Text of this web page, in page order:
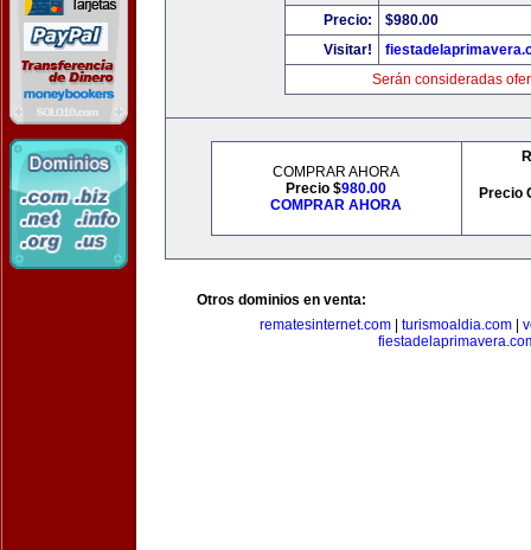
Precio:
$980.00
Visitar!
Serán consideradas
COMPRAR AHORA
Precio $980.00
COMPRAR AHORA
Precio
Otros dominios en venta:
rematesinternet.com| turismoaldia.com|